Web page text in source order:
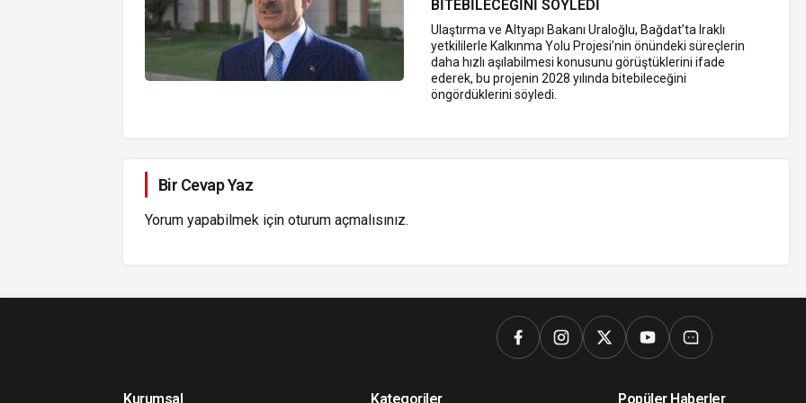
BITEBILECEĞINI SÖYLEDI
Ulaştırma ve Altyapı Bakanı Uraloğlu, Bağdat’ta Iraklı
yetkililerle Kalkınma Yolu Projesi’nin önündeki süreçlerin
daha hızlı aşılabilmesi konusunu görüştüklerini ifade
ederek, bu projenin 2028 yılında bitebileceğini
öngördüklerini söyledi.
Bir Cevap Yaz
Yorum yapabilmek için oturum açmalısınız.
Kurumsal Kategoriler Popüler Haberler